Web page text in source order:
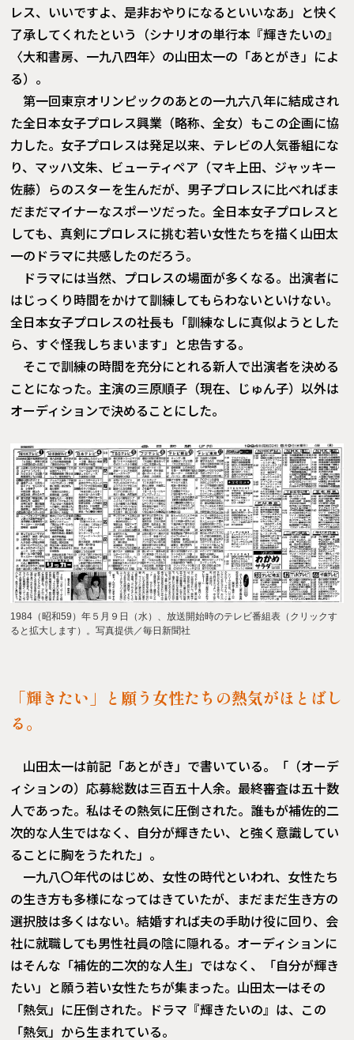
レス、いいですよ、是非おやりになるといいなあ」と快く
了承してくれたという（シナリオの単行本『輝きたいの』
〈大和書房、一九八四年〉の山田太一の「あとがき」によ
る）。
第一回東京オリンピックのあとの一九六八年に結成され
た全日本女子プロレス興業（略称、全女）もこの企画に協
力した。女子プロレスは発足以来、テレビの人気番組にな
り、マッハ文朱、ビューティペア（マキ上田、ジャッキー
佐藤）らのスターを生んだが、男子プロレスに比べればま
だまだマイナーなスポーツだった。全日本女子プロレスと
しても、真剣にプロレスに挑む若い女性たちを描く山田太
一のドラマに共感したのだろう。
ドラマには当然、プロレスの場面が多くなる。出演者に
はじっくり時間をかけて訓練してもらわないといけない。
全日本女子プロレスの社長も「訓練なしに真似ようとした
ら、すぐ怪我しちまいます」と忠告する。
そこで訓練の時間を充分にとれる新人で出演者を決める
ことになった。主演の三原順子（現在、じゅん子）以外は
オーディションで決めることにした。
1984（昭和59）年５月９日（水）、放送開始時のテレビ番組表（クリックす
ると拡大します）。写真提供／毎日新聞社
「輝きたい」と願う女性たちの熱気がほとばし
る。
山田太一は前記「あとがき」で書いている。「（オーデ
ィションの）応募総数は三百五十人余。最終審査は五十数
人であった。私はその熱気に圧倒された。誰もが補佐的二
次的な人生ではなく、自分が輝きたい、と強く意識してい
ることに胸をうたれた」。
一九八〇年代のはじめ、女性の時代といわれ、女性たち
の生き方も多様になってはきていたが、まだまだ生き方の
選択肢は多くはない。結婚すれば夫の手助け役に回り、会
社に就職しても男性社員の陰に隠れる。オーディションに
はそんな「補佐的二次的な人生」ではなく、「自分が輝き
たい」と願う若い女性たちが集まった。山田太一はその
「熱気」に圧倒された。ドラマ『輝きたいの』は、この
「熱気」から生まれている。